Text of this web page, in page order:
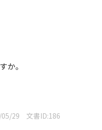
か。
29 文書ID 186